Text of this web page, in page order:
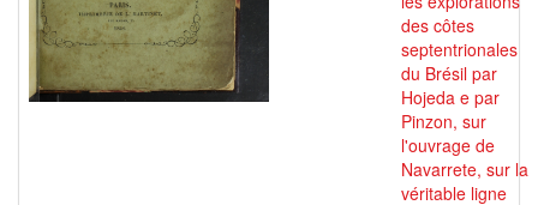
des côtes
septentrionales
du Brésil par
Hojeda e par
Pinzon, sur
l'ouvrage de
Navarrete, sur la
véritable ligne